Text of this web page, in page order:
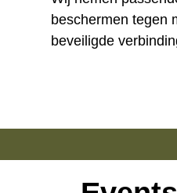
beschermen tegen
beveiligde